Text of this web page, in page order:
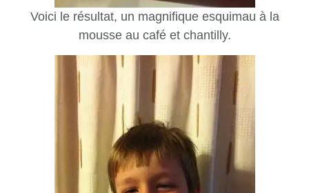
Voici le résultat, un magnifique esquimau à la
mousse au café et chantilly.